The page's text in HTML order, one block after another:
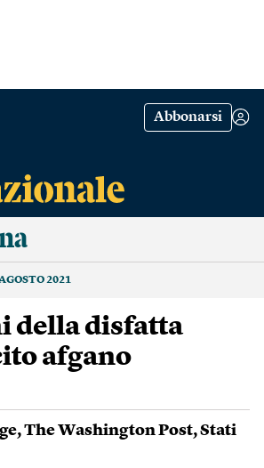
Abbonarsi
2021
della disfatta
afgano
,The Washington Post,Stati